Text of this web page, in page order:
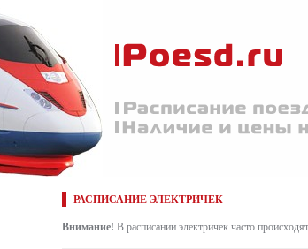
РАСПИСАНИЕ ЭЛЕКТРИЧЕК
Внимание! В расписании электричек часто